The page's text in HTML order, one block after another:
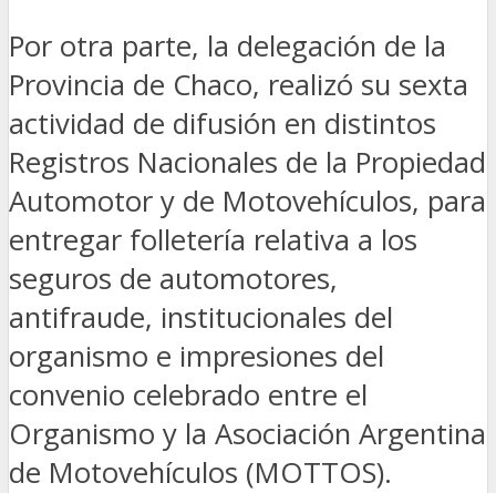
Por otra parte, la delegación de la
Provincia de Chaco, realizó su sexta
actividad de difusión en distintos
Registros Nacionales de la Propiedad
Automotor y de Motovehículos, para
entregar folletería relativa a los
seguros de automotores,
antifraude, institucionales del
organismo e impresiones del
convenio celebrado entre el
Organismo y la Asociación Argentina
de Motovehículos (MOTTOS).